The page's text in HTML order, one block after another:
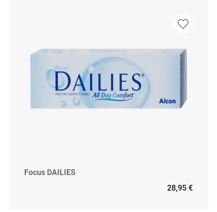
Focus DAILIES
28,95 €